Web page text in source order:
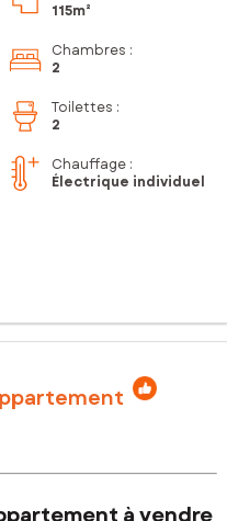
115m²
Chambres :
2
Toilettes :
2
Chauffage :
Électrique individuel